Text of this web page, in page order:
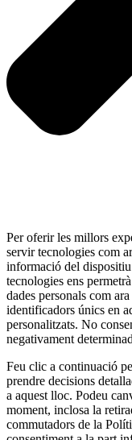
Per oferir les millors
servir tecnologies com
informació del
tecnologies ens
dades personals com
identificadors únics en
personalitzats. No
negativament
Feu clic a continuació
prendre decisions
a aquest lloc. Podeu
moment, inclosa la
commutadors de la